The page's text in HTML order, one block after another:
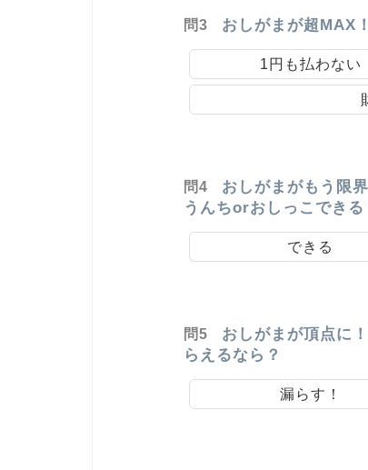
問3 おしがまが超MAX
1円も払わない
問4
おしがまがもう限
うんちorおしっこできる
できる
問5
おしがまが頂点に
らえるなら？
漏らす！